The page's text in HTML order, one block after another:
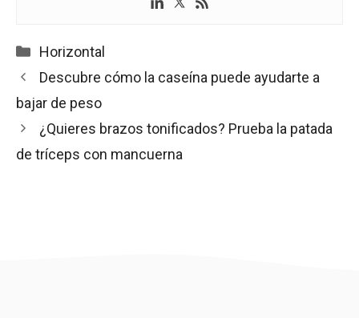
Categorías
Horizontal
Descubre cómo la caseína puede ayudarte a
bajar de peso
¿Quieres brazos tonificados? Prueba la patada
de tríceps con mancuerna